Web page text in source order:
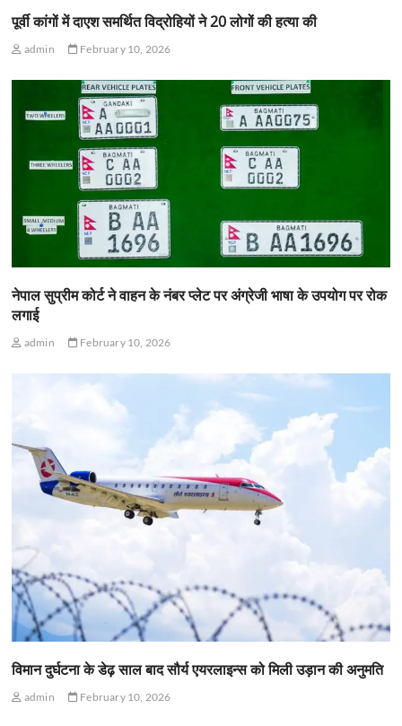
पूर्वी कांगों में दाएश समर्थित विद्रोहियों ने 20 लोगों की हत्या की
admin February 10, 2026
नेपाल सुप्रीम कोर्ट ने वाहन के नंबर प्लेट पर अंग्रेजी भाषा के उपयोग पर रोक
लगाई
admin February 10, 2026
विमान दुर्घटना के डेढ़ साल बाद सौर्य एयरलाइन्स को मिली उड़ान की अनुमति
admin February 10, 2026